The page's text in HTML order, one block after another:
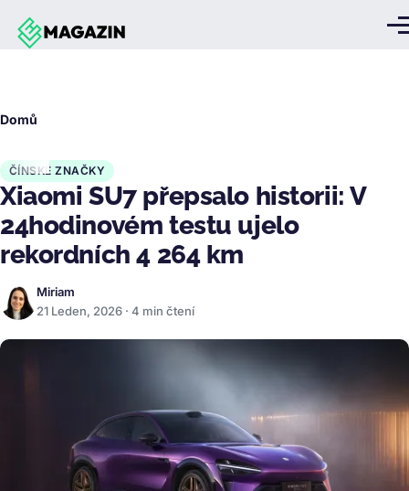
Přejít k hlavnímu obsahu
Domů
ČÍNSKÉ ZNAČKY
Xiaomi SU7 přepsalo historii: V
24hodinovém testu ujelo
rekordních 4 264 km
Miriam
21 Leden, 2026 · 4 min čtení